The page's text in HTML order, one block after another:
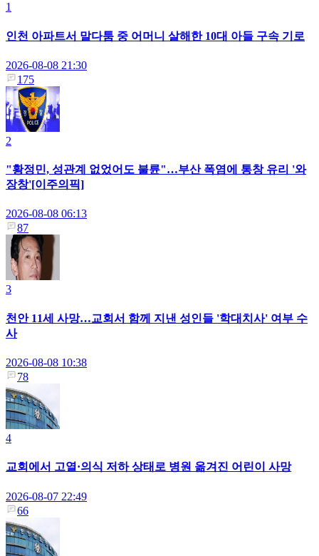
1
인천 아파트서 말다툼 중 어머니 살해한 10대 아들 구속 기로
2026-08-08 21:30
175
2
"황정민, 성관계 없었어도 불륜"…부산 폭염에 통창 유리 '와
장창'[이주의픽]
2026-08-08 06:13
87
3
천안 11세 사망…교회서 함께 지낸 성인들 '학대치사' 여부 수
사
2026-08-08 10:38
78
4
교회에서 고열·의식 저하 상태로 병원 옮겨진 어린이 사망
2026-08-07 22:49
66